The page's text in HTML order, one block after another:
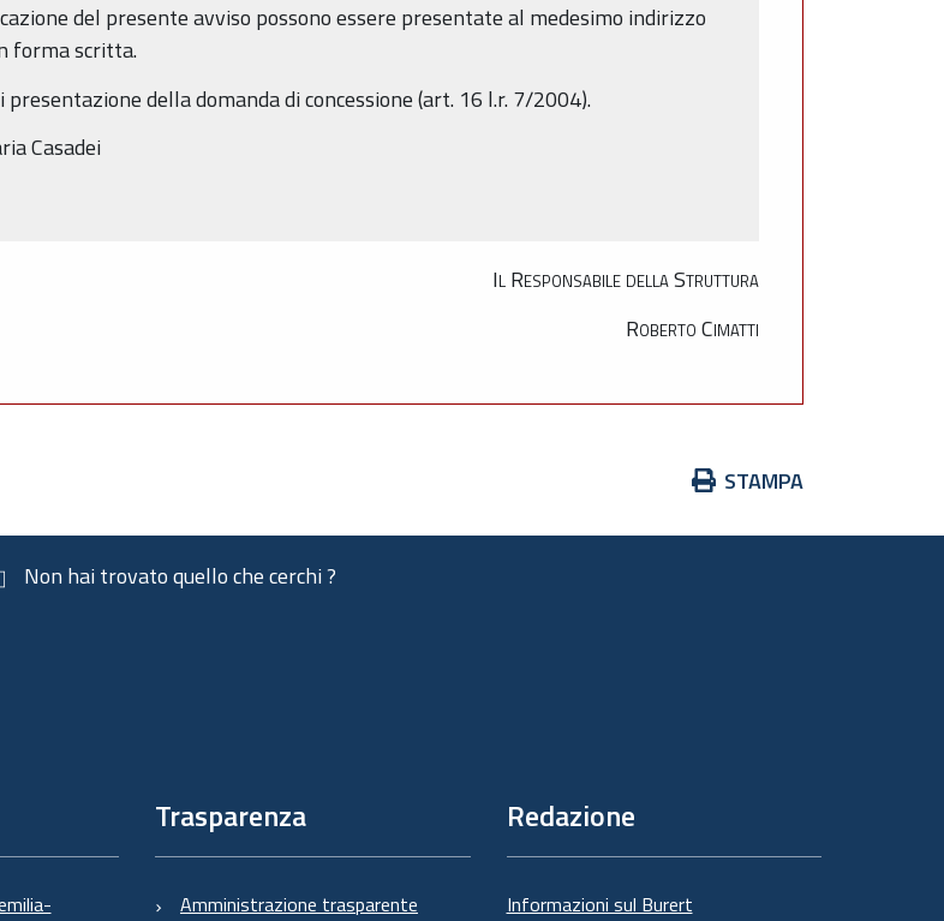
del presente avviso possono essere presentate al medesimo indirizzo
forma scritta.
della domanda di concessione (art. 16 l.r. 7/2004).
Casadei
Il Responsabile della Struttura
Roberto Cimatti
Azioni
documento
STAMPA
Non hai trovato quello che cerchi ?
Trasparenza
Amministrazione trasparente
Redazione
Informazioni sul Burert